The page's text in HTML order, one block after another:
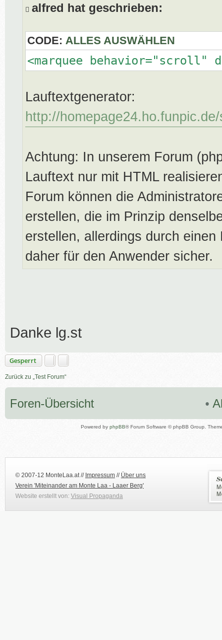
alfred hat geschrieben:
CODE: ALLES AUSWÄHLEN
<marquee behavior="scroll"
Lauftextgenerator:
http://
Achtung: In unserem Forum
Lauftext nur mit HTML
Forum können die
erstellen, die im Prinzip
erstellen, allerdings durch einen
daher für den Anwender sicher.
Danke lg.st
Gesperrt
Zurück zu „Test Forum“
Foren-Übersicht •
Powered by phpBB® Forum Software © phpBB Group.
© 2007-12 MonteLaa.at // Impressum // Über uns
Verein 'Miteinander am Monte Laa - Laaer Berg'
Website erstellt von: Visual Propaganda